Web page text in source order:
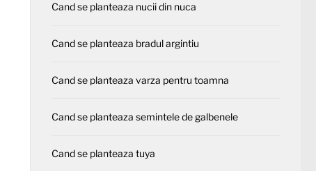
Cand se planteaza nucii din nuca
Cand se planteaza bradul argintiu
Cand se planteaza varza pentru toamna
Cand se planteaza semintele de galbenele
Cand se planteaza tuya